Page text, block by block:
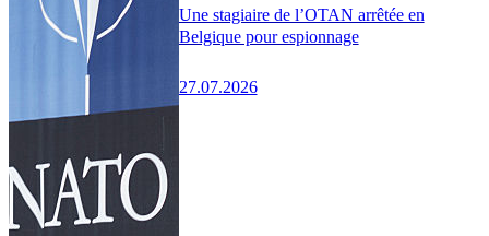
Une stagiaire de l’OTAN arrêtée en
Belgique pour espionnage
27.07.2026